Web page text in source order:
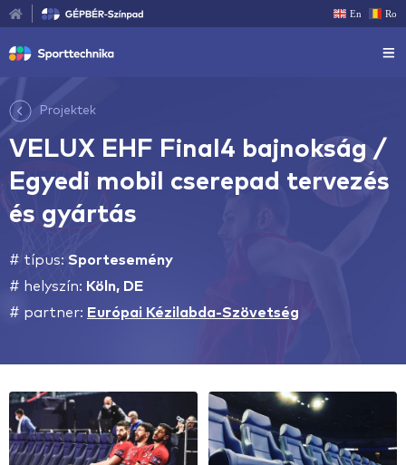
En Ro
Projektek
VELUX EHF Final4 bajnokság /
Egyedi mobil cserepad tervezés
és gyártás
# típus: Sportesemény
# helyszín: Köln, DE
# partner: Európai Kézilabda-Szövetség